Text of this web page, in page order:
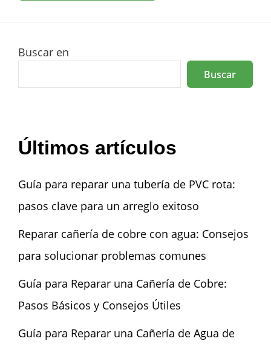
Buscar en
Buscar
Últimos artículos
Guía para reparar una tubería de PVC rota:
pasos clave para un arreglo exitoso
Reparar cañería de cobre con agua: Consejos
para solucionar problemas comunes
Guía para Reparar una Cañería de Cobre:
Pasos Básicos y Consejos Útiles
Guía para Reparar una Cañería de Agua de